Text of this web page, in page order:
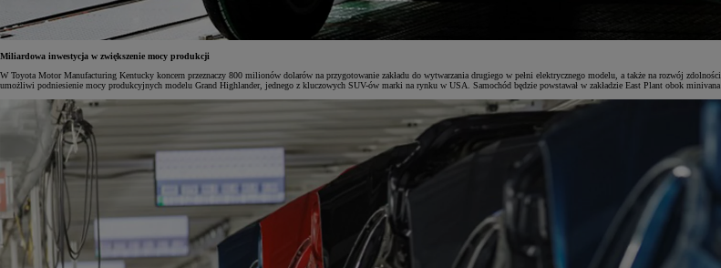
Miliardowa inwestycja w zwiększenie mocy produkcji
W Toyota Motor Manufacturing Kentucky koncern przeznaczy 800 milionów dolarów na przygotowanie zakładu do wytwarzania drugiego w pełni elektrycznego modelu, a także na rozwój
umożliwi podniesienie mocy produkcyjnych modelu Grand Highlander, jednego z kluczowych SUV-ów marki na rynku w USA. Samochód będzie powstawał w zakładzie East Plant obok